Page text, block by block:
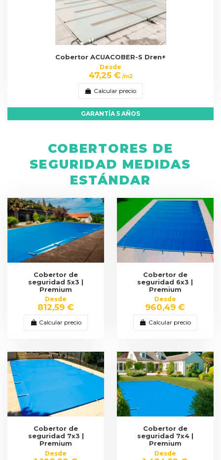
Cobertor ACUACOBER-S Dren+
Desde
47,25 € /m2
Calcular precio
GARANTÍA 5 AÑOS
COBERTORES DE
SEGURIDAD MEDIDAS
ESTÁNDAR
Cobertor de
seguridad 5x3 |
Premium
Desde
812,59 €
Calcular precio
Cobertor de
seguridad 6x3 |
Premium
Desde
960,49 €
Calcular precio
Cobertor de
seguridad 7x3 |
Premium
Desde
Cobertor de
seguridad 7x4 |
Premium
Desde